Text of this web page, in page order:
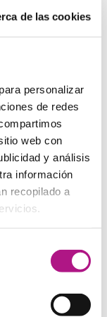
de las cookies
personalizar
de redes
web con
y análisis
información
recopilado a
y
útil para
que tener
en ciertas
puede traducir
volver a